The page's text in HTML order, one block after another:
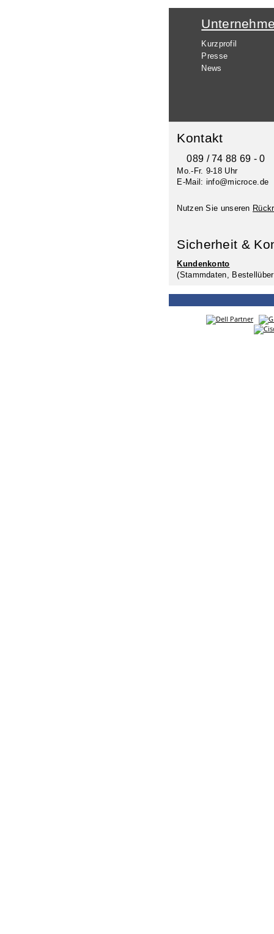
Kurzprofil
Presse
News
Kontakt
089 / 74 88 69 - 0
Mo.-Fr. 9-18 Uhr
E-Mail: info@microce.de
Nutzen Sie unseren
Sicherheit &
Kundenkonto
(Stammdaten,